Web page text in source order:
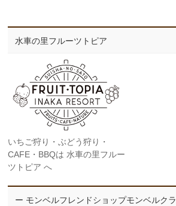
水車の里フルーツトピア
いちご狩り・ぶどう狩り・
CAFE・BBQは 水車の里フルー
ツトピア へ
ー モンベルフレンドショップモンベルク